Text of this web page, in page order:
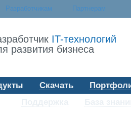
Разработчикам Партнерам
IT-технологий
развития бизнеса
Скачать